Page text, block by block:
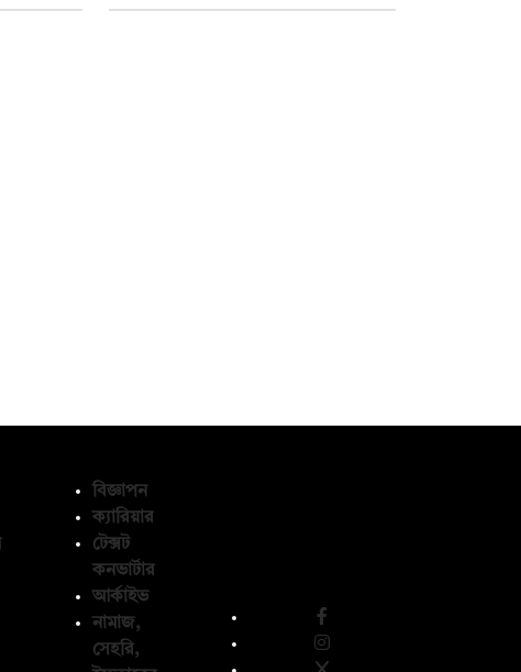
বিজ্ঞাপন
ক্যারিয়ার
টেক্সট
কনভার্টার
আর্কাইভ
নামাজ,
সেহরি,